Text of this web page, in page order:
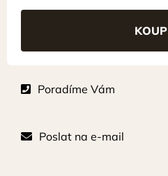
Poradíme Vám
Poslat na e-mail